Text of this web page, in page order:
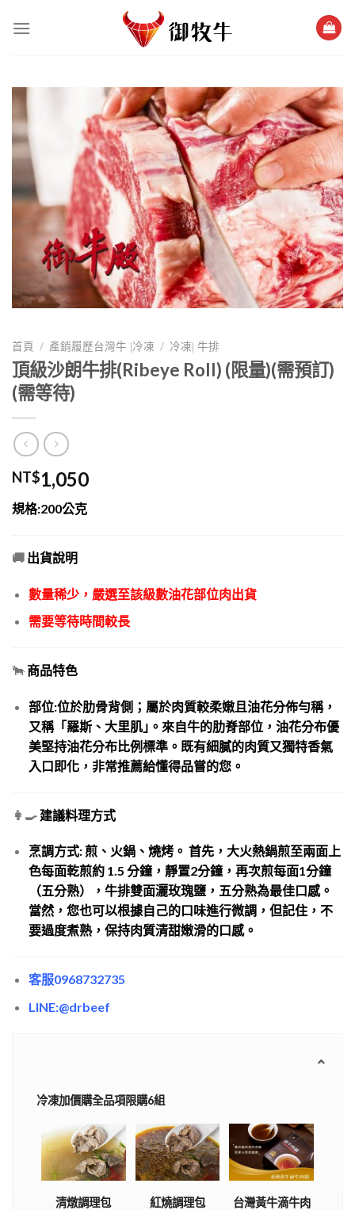
首頁 / 產銷履歷台灣牛 |冷凍 / 冷凍| 牛排
頂級沙朗牛排(Ribeye Roll) (限量)(需預訂)
(需等待)
NT$1,050
規格:200公克
🚚 出貨說明
數量稀少，嚴選至該級數油花部位肉出貨
需要等待時間較長
🐂 商品特色
部位:位於肋骨背側；屬於肉質較柔嫩且油花分佈勻稱，
又稱「羅斯、大里肌｣。來自牛的肋脊部位，油花分布優
美堅持油花分布比例標準。既有細膩的肉質又獨特香氣
入口即化，非常推薦給懂得品嘗的您。
👩‍🍳 建議料理方式
烹調方式:煎、火鍋、燒烤。 首先，大火熱鍋煎至兩面上
色每面乾煎約 1.5 分鐘，靜置2分鐘，再次煎每面1分鐘
（五分熟），牛排雙面灑玫瑰鹽，五分熟為最佳口感。
當然，您也可以根據自己的口味進行微調，但記住，不
要過度煮熟，保持肉質清甜嫩滑的口感。
客服0968732735
LINE:@drbeef
冷凍加價購全品項限購6組
清燉調理包
紅燒調理包
台灣黃牛滴牛肉